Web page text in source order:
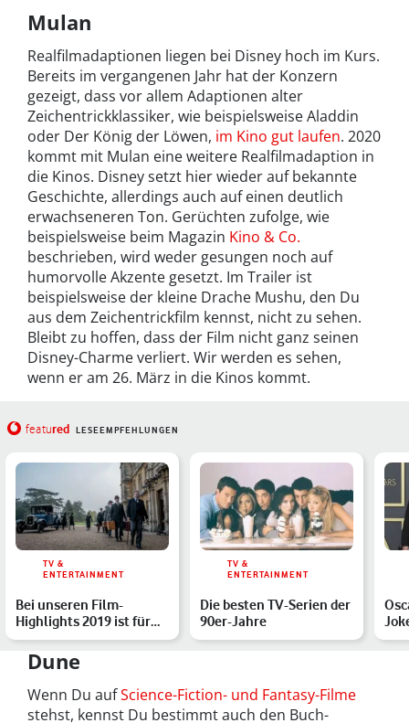
Mulan
Realfilmadaptionen liegen bei Disney hoch im Kurs.
Bereits im vergangenen Jahr hat der Konzern
gezeigt, dass vor allem Adaptionen alter
Zeichentrickklassiker, wie beispielsweise Aladdin
oder Der König der Löwen, im Kino gut laufen. 2020
kommt mit Mulan eine weitere Realfilmadaption in
die Kinos. Disney setzt hier wieder auf bekannte
Geschichte, allerdings auch auf einen deutlich
erwachseneren Ton. Gerüchten zufolge, wie
beispielsweise beim Magazin Kino & Co.
beschrieben, wird weder gesungen noch auf
humorvolle Akzente gesetzt. Im Trailer ist
beispielsweise der kleine Drache Mushu, den Du
aus dem Zeichentrickfilm kennst, nicht zu sehen.
Bleibt zu hoffen, dass der Film nicht ganz seinen
Disney-Charme verliert. Wir werden es sehen,
wenn er am 26. März in die Kinos kommt.
featured LESEEMPFEHLUNGEN
TV &
ENTERTAINMENT
Bei unseren Film-
Highlights 2019 ist für
jeden Geschmack etwas
da…
TV &
ENTERTAINMENT
Die besten TV-Serien der
90er-Jahre
Dune
Wenn Du aufScience-Fiction- und Fantasy-Filme
stehst, kennst Du bestimmt auch den Buch-